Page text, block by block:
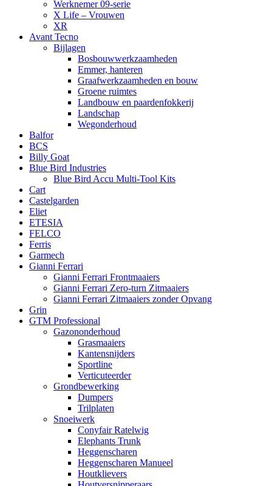
Werknemer 09-serie
X Life – Vrouwen
XR
Avant Tecno
Bijlagen
Bosbouwwerkzaamheden
Emmer, hanteren
Graafwerkzaamheden en bouw
Groene ruimtes
Landbouw en paardenfokkerij
Landschap
Wegonderhoud
Balfor
BCS
Billy Goat
Blue Bird Industries
Blue Bird Accu Multi-Tool Kits
Cart
Castelgarden
Eliet
ETESIA
FELCO
Ferris
Garmech
Gianni Ferrari
Gianni Ferrari Frontmaaiers
Gianni Ferrari Zero-turn Zitmaaiers
Gianni Ferrari Zitmaaiers zonder Opvang
Grin
GTM Professional
Gazononderhoud
Grasmaaiers
Kantensnijders
Sportline
Verticuteerder
Grondbewerking
Dumpers
Trilplaten
Snoeiwerk
Conyfair Ratelwig
Elephants Trunk
Heggenscharen
Heggenscharen Manueel
Houtklievers